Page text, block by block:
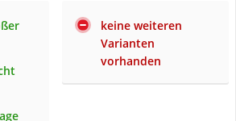
keine weiteren
Varianten
vorhanden